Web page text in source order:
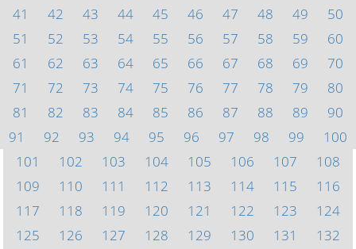
41
42 43 44 45 46 47 48 49
50
51
52 53 54 55 56 57 58 59
60
61
62 63 64 65 66 67 68 69
70
71
72 73 74 75 76 77 78 79
80
81
82 83 84 85 86 87 88 89
90
91
92 93 94 95 96 97 98 99
100
101
102 103 104 105 106 107
108
109
110 111 112 113 114 115
116
117
118 119 120 121 122 123
124
125
126 127 128 129 130 131
132